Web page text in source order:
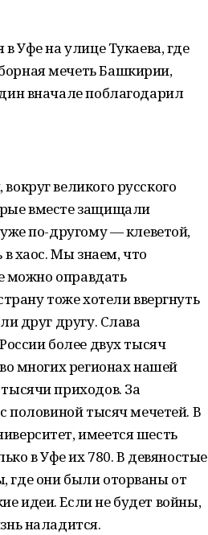
Уфе на улице Тукаева, где
мечеть Башкирии,
вначале поблагодарил
великого русского
вместе защищали
по-другому — клеветой,
в хаос. Мы знаем, что
можно оправдать
тоже хотели ввергнуть
друг другу. Слава
более двух тысяч
многих регионах нашей
приходов. За
половиной тысяч мечетей. В
имеется шесть
в Уфе их 780. В девяностые
где они были оторваны от
идеи. Если не будет войны,
наладится.